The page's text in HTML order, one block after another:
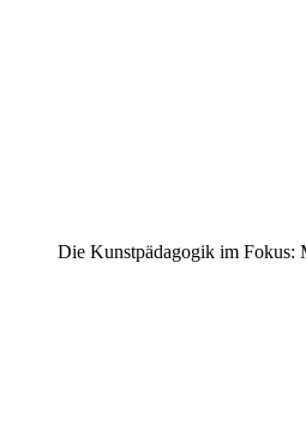
Die Kunstpädagogik im Fokus: